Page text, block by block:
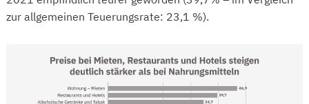
zur allgemeinen Teuerungsrate: 23,1 %).